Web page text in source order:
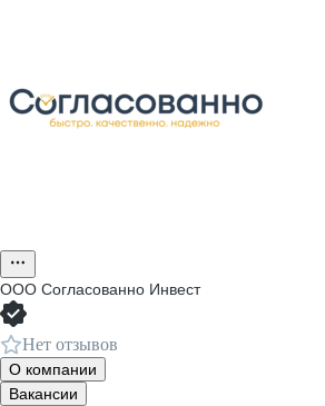
ООО Согласованно Инвест
Нет отзывов
О компании
Вакансии